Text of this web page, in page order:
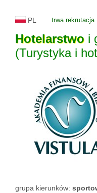
PL trwa rekrutacja
Hotelarstwo i
(Turystyka i
grupa kierunków: